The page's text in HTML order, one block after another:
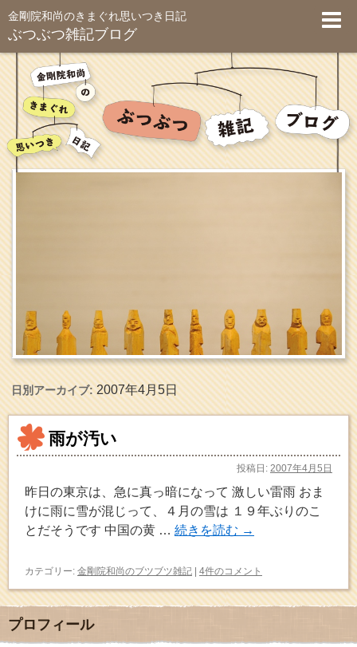
金剛院和尚のきまぐれ思いつき日記
ぶつぶつ雑記ブログ
日別アーカイブ:2007年4月5日
雨が汚い
投稿日: 2007年4月5日
昨日の東京は、急に真っ暗になって 激しい雷雨 おま
けに雨に雪が混じって、４月の雪は １９年ぶりのこ
とだそうです 中国の黄 … 続きを読む →
カテゴリー: 金剛院和尚のブツブツ雑記 | 4件のコメント
プロフィール